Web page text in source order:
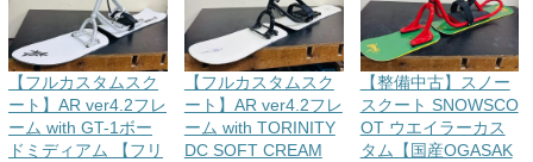
【フルカスタムスク
ート】AR ver4.2フレ
ーム with GT-1ボー
ドミディアム 【フリ
【フルカスタムスク
ート】AR ver4.2フレ
ーム with TORINITY
DC SOFT CREAM
【整備中古】スノー
スクート SNOWSCO
OT ウエイラーカス
タム【国産OGASAK